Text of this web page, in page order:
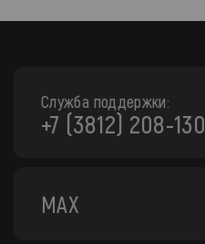
Служба поддержки:
+7 (3812) 208-130
MAX